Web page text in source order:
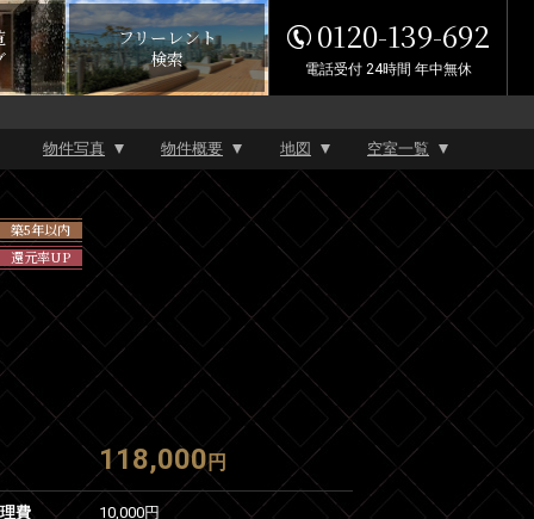
フリーレント
検索
0120-139-692
電話受付 24時間 年中無休
物件写真 物件概要 地図 空室一覧
築5年以内
還元率UP
118,000 円
費 10,000円